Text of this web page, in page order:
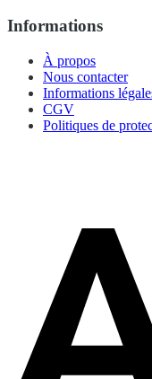
Informations
À propos
Nous contacter
Informations
CGV
Politiques de